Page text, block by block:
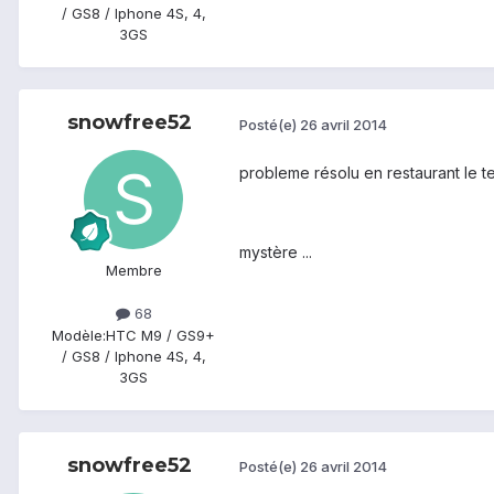
/ GS8 / Iphone 4S, 4,
3GS
snowfree52
Membre
68
Modèle:HTC M9 / GS9+
/ GS8 / Iphone 4S, 4,
3GS
Posté(e) 26 avril 2014
probleme résolu en restaurant le
mystère ...
snowfree52 Posté(e) 26 avril 2014